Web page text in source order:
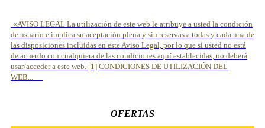
«AVISO LEGAL La utilización de este web le atribuye a usted la condición
de usuario e implica su aceptación plena y sin reservas a todas y cada una de
las disposiciones incluidas en este Aviso Legal, por lo que si usted no está
de acuerdo con cualquiera de las condiciones aquí establecidas, no deberá
usar/acceder a este web. [1] CONDICIONES DE UTILIZACIÓN DEL
WEB...
OFERTAS